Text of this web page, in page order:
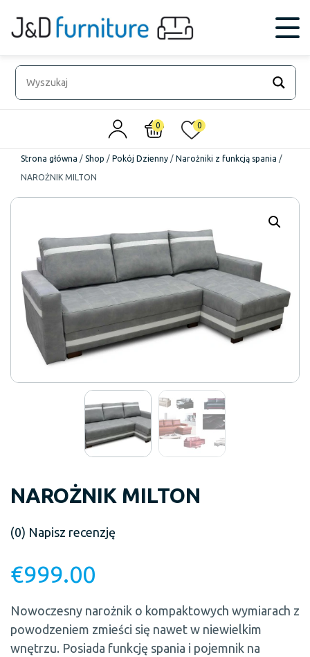
0 0
Strona główna / Shop / Pokój Dzienny / Narożniki z funkcją spania /
NAROŻNIK MILTON
NAROŻNIK MILTON
(0) Napisz recenzję
€999.00
Nowoczesny narożnik o kompaktowych wymiarach z
powodzeniem zmieści się nawet w niewielkim
wnętrzu. Posiada funkcję spania i pojemnik na